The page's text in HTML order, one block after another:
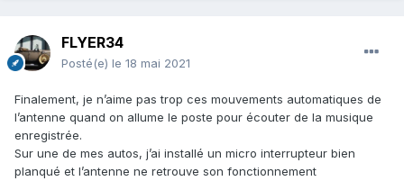
FLYER34
Posté(e) le 18 mai 2021
Finalement, je n’aime pas trop ces mouvements automatiques de
l’antenne quand on allume le poste pour écouter de la musique
enregistrée.
Sur une de mes autos, j’ai installé un micro interrupteur bien
planqué et l’antenne ne retrouve son fonctionnement